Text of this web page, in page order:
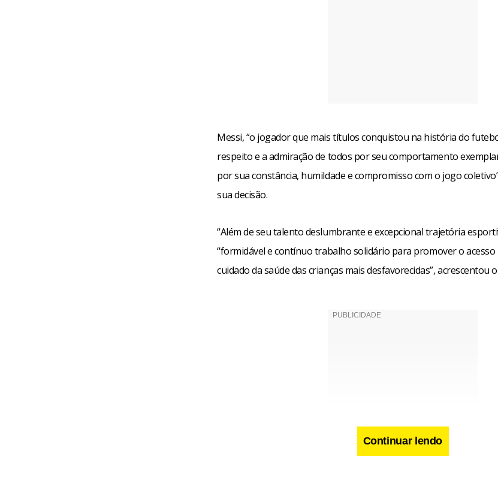
Messi, “o jogador que mais títulos conquistou na história do
respeito e a admiração de todos por seu comportamento
por sua constância, humildade e compromisso com o jogo
sua decisão.
“Além de seu talento deslumbrante e excepcional trajetória
“formidável e contínuo trabalho solidário para promover o acesso
cuidado da saúde das crianças mais desfavorecidas”, acrescentou
Continuar lendo